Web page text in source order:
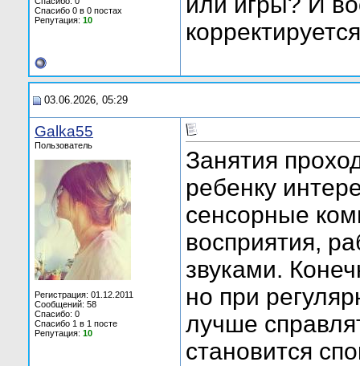
Спасибо 0 в 0 постах
Репутация: 10
03.06.2026, 05:29
Galka55
Пользователь
Регистрация: 01.12.2011
Сообщений: 58
Спасибо: 0
Спасибо 1 в 1 посте
Репутация: 10
Занятия
ребенку
сенсорные
восприятия,
звуками.
но при
лучше
становится